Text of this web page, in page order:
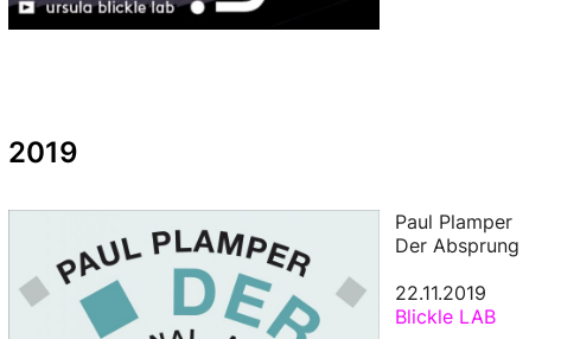
2019
Paul Plamper
Der Absprung
22.11.2019
Blickle LAB